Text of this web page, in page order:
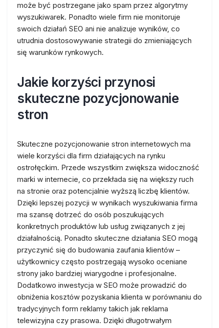
może być postrzegane jako spam przez algorytmy
wyszukiwarek. Ponadto wiele firm nie monitoruje
swoich działań SEO ani nie analizuje wyników, co
utrudnia dostosowywanie strategii do zmieniających
się warunków rynkowych.
Jakie korzyści przynosi
skuteczne pozycjonowanie
stron
Skuteczne pozycjonowanie stron internetowych ma
wiele korzyści dla firm działających na rynku
ostrołęckim. Przede wszystkim zwiększa widoczność
marki w internecie, co przekłada się na większy ruch
na stronie oraz potencjalnie wyższą liczbę klientów.
Dzięki lepszej pozycji w wynikach wyszukiwania firma
ma szansę dotrzeć do osób poszukujących
konkretnych produktów lub usług związanych z jej
działalnością. Ponadto skuteczne działania SEO mogą
przyczynić się do budowania zaufania klientów –
użytkownicy często postrzegają wysoko oceniane
strony jako bardziej wiarygodne i profesjonalne.
Dodatkowo inwestycja w SEO może prowadzić do
obniżenia kosztów pozyskania klienta w porównaniu do
tradycyjnych form reklamy takich jak reklama
telewizyjna czy prasowa. Dzięki długotrwałym